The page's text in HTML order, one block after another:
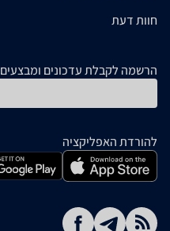
חוות דעת
הרשמה לקבלת עדכונים ומבצעים
להורדת האפליקציה